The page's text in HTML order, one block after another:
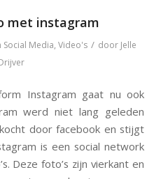
met instagram
Social Media, Video's / door Jelle
Instagram gaat nu ook
werd niet lang geleden
door facebook en stijgt
is een social network
Deze foto’s zijn vierkant en